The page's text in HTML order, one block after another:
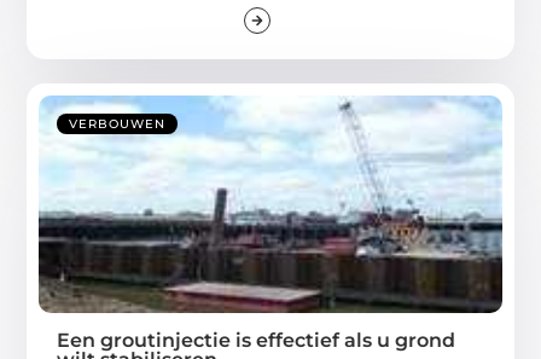
VERBOUWEN
Een groutinjectie is effectief als u grond